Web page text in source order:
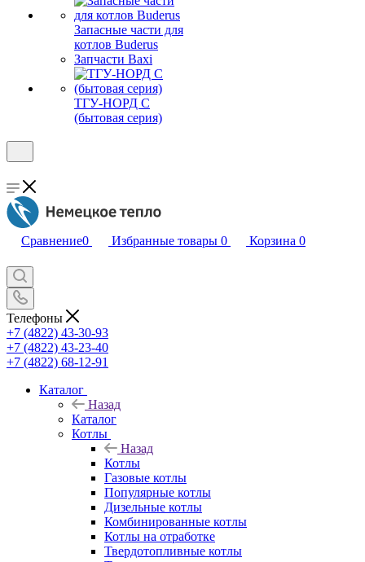
Запасные части для
котлов Buderus
Запчасти Baxi
ТГУ-НОРД С
(бытовая серия)
Сравнение0 Избранные товары 0 Корзина 0
Телефоны
+7 (4822) 43-30-93
+7 (4822) 43-23-40
+7 (4822) 68-12-91
Каталог
Назад
Каталог
Котлы
Назад
Котлы
Газовые котлы
Популярные котлы
Дизельные котлы
Комбинированные котлы
Котлы на отработке
Твердотопливные котлы